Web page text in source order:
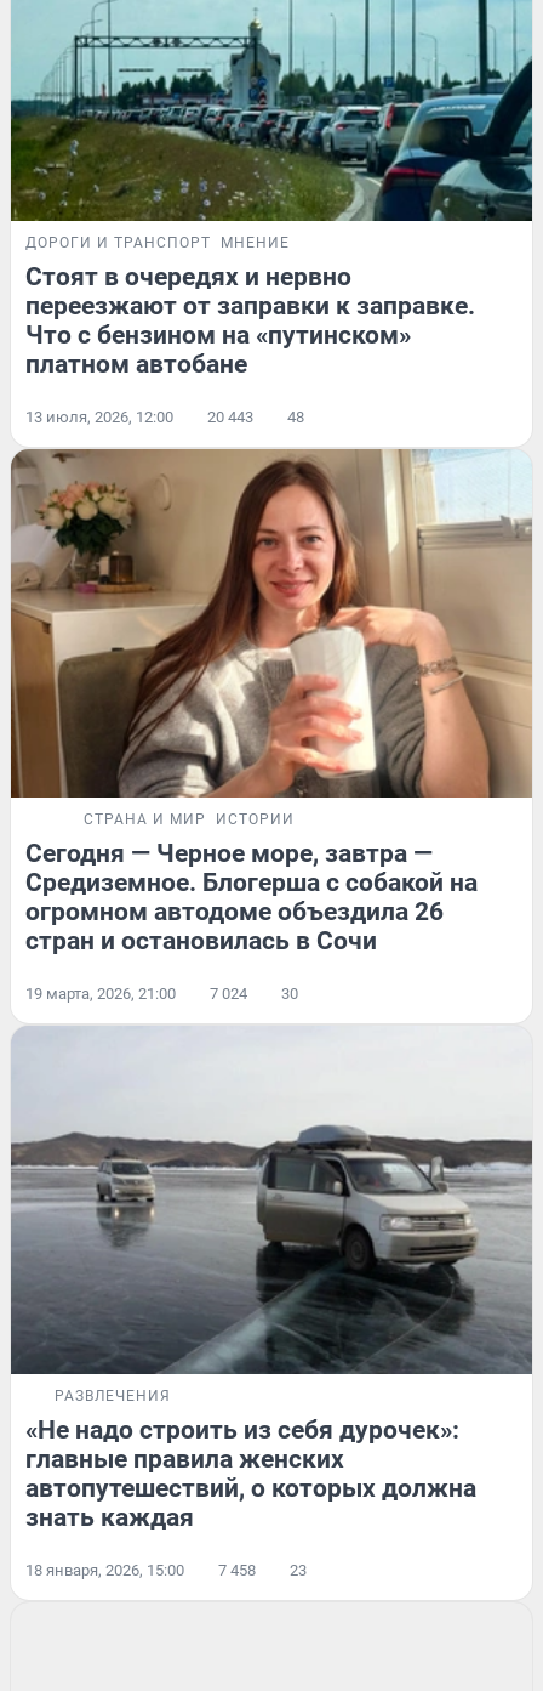
ДОРОГИ И ТРАНСПОРТ МНЕНИЕ
Стоят в очередях и нервно
переезжают от заправки к заправке.
Что с бензином на «путинском»
платном автобане
13 июля, 2026, 12:00 20 443 48
СТРАНА И МИР ИСТОРИИ
Сегодня — Черное море, завтра —
Средиземное. Блогерша с собакой на
огромном автодоме объездила 26
стран и остановилась в Сочи
19 марта, 2026, 21:00 7 024 30
РАЗВЛЕЧЕНИЯ
«Не надо строить из себя дурочек»:
главные правила женских
автопутешествий, о которых должна
знать каждая
18 января, 2026, 15:00 7 458 23